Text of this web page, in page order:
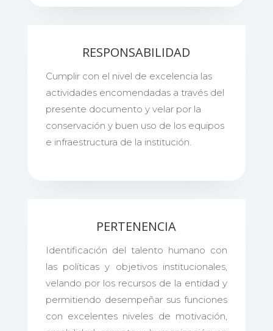
RESPONSABILIDAD
Cumplir con el nivel de excelencia las
actividades encomendadas a través del
presente documento y velar por la
conservación y buen uso de los equipos
e infraestructura de la institución.
PERTENENCIA
Identificación del talento humano con
las políticas y objetivos institucionales,
velando por los recursos de la entidad y
permitiendo desempeñar sus funciones
con excelentes niveles de motivación,